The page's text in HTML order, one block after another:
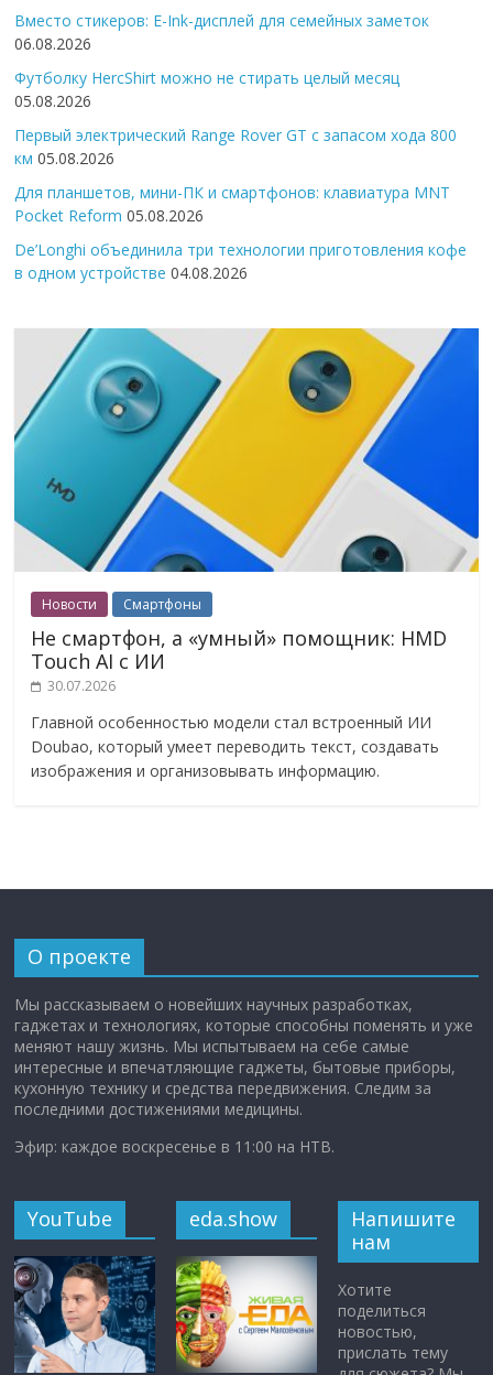
Вместо стикеров: E-Ink-дисплей для семейных заметок
06.08.2026
Футболку HercShirt можно не стирать целый месяц
05.08.2026
Первый электрический Range Rover GT с запасом хода 800
км 05.08.2026
Для планшетов, мини-ПК и смартфонов: клавиатура MNT
Pocket Reform 05.08.2026
De’Longhi объединила три технологии приготовления кофе
в одном устройстве 04.08.2026
Новости Смартфоны
Не смартфон, а «умный» помощник: HMD
Touch AI с ИИ
30.07.2026
Главной особенностью модели стал встроенный ИИ
Doubao, который умеет переводить текст, создавать
изображения и организовывать информацию.
О проекте
Мы рассказываем о новейших научных разработках,
гаджетах и технологиях, которые способны поменять и уже
меняют нашу жизнь. Мы испытываем на себе самые
интересные и впечатляющие гаджеты, бытовые приборы,
кухонную технику и средства передвижения. Следим за
последними достижениями медицины.
Эфир: каждое воскресенье в 11:00 на НТВ.
YouTube eda.show
Напишите
нам
Хотите
поделиться
новостью,
прислать тему